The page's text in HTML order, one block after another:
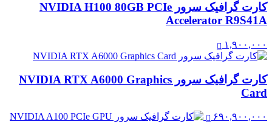
کارت گرافیک سرور NVIDIA H100 80GB PCIe
Accelerator R9S41A
۱,۹۰۰,۰۰۰
کارت گرافیک سرور NVIDIA RTX A6000 Graphics
Card
۶۹۰,۹۰۰,۰۰۰